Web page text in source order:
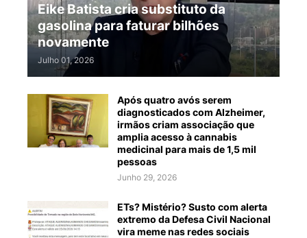
Eike Batista cria substituto da
gasolina para faturar bilhões
novamente
Julho 01, 2026
Após quatro avós serem
diagnosticados com Alzheimer,
irmãos criam associação que
amplia acesso à cannabis
medicinal para mais de 1,5 mil
pessoas
Junho 29, 2026
ETs? Mistério? Susto com alerta
extremo da Defesa Civil Nacional
vira meme nas redes sociais